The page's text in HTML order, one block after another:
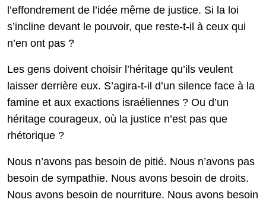
l’effondrement de l’idée même de justice. Si la loi
s’incline devant le pouvoir, que reste-t-il à ceux qui
n’en ont pas ?
Les gens doivent choisir l’héritage qu’ils veulent
laisser derrière eux. S’agira-t-il d’un silence face à la
famine et aux exactions israéliennes ? Ou d’un
héritage courageux, où la justice n’est pas que
rhétorique ?
Nous n’avons pas besoin de pitié. Nous n’avons pas
besoin de sympathie. Nous avons besoin de droits.
Nous avons besoin de nourriture. Nous avons besoin